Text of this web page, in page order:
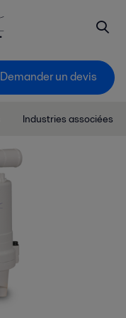
Demander un devis
Industries associées